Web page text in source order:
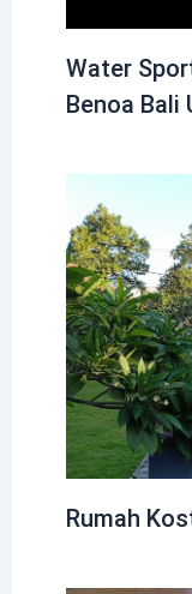
Water
Benoa Bali
Rumah